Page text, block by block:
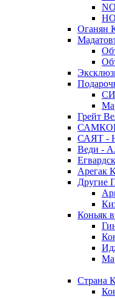
Оганян
Грейт
САЯТ -
Веди -
Арегак
Другие
Коньяк
Страна